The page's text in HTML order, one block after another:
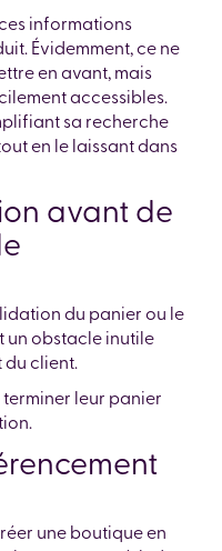
informations
Évidemment, ce ne
en avant, mais
accessibles.
sa recherche
en le laissant dans
avant de
du panier ou le
un obstacle inutile
client.
leur panier
une boutique en